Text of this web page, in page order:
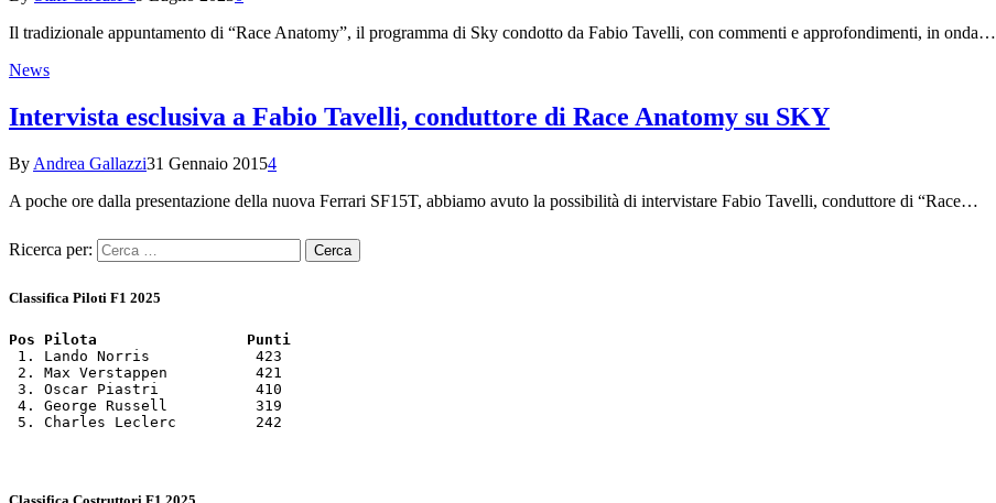
Il tradizionale appuntamento di “Race Anatomy”, il programma di Sky condotto da Fabio Tavelli, con commenti e approfondimenti, in onda…
News
Intervista esclusiva a Fabio Tavelli, conduttore di Race Anatomy su SKY
By Andrea Gallazzi31 Gennaio 20154
A poche ore dalla presentazione della nuova Ferrari SF15T, abbiamo avuto la possibilità di intervistare Fabio Tavelli, conduttore di “Race…
Ricerca per:
Classifica Piloti F1 2025
Pos Pilota                 Punti
1. Lando Norris            423
2. Max Verstappen          421
3. Oscar Piastri           410
4. George Russell          319
5. Charles Leclerc         242